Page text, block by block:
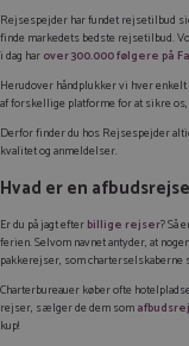
Rejsespejder har fundet rejsetilbud
finde markedets bedste rejsetilbud.
i dag harover 300.000 følgere på
Herudover håndplukker vi hver
af forskellige platforme for at sikre
Derfor finder du hos Rejsespejder
kvalitet og anmeldelser.
Hvad er en
Er du på jagt efterbillige rejser? Så
ferien. Selvom navnet antyder, at
pakkerejser, som
Charterbureauer køber ofte
rejser, sælger de dem som
kup!